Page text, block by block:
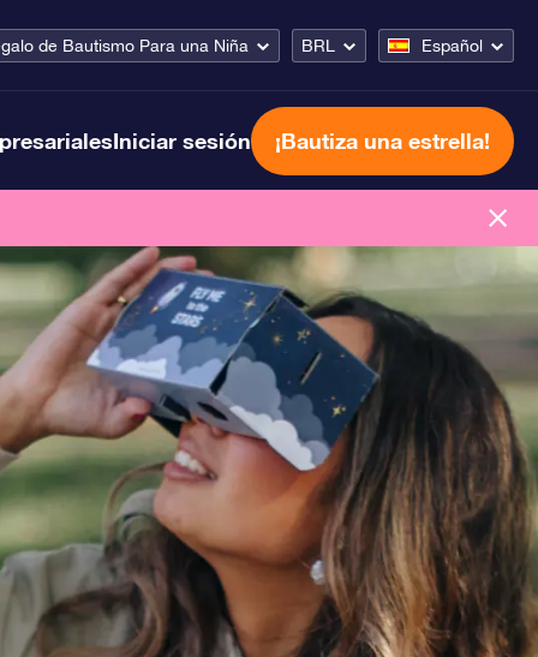
de Bautismo Para una Niña BRL Español
Iniciar sesión ¡Bautiza una estrella!